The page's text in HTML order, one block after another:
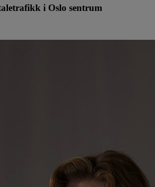
i Oslo sentrum